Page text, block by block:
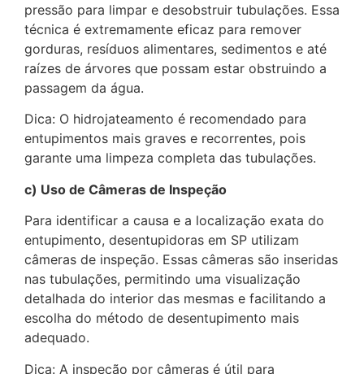
pressão para limpar e desobstruir tubulações. Essa
técnica é extremamente eficaz para remover
gorduras, resíduos alimentares, sedimentos e até
raízes de árvores que possam estar obstruindo a
passagem da água.
Dica: O hidrojateamento é recomendado para
entupimentos mais graves e recorrentes, pois
garante uma limpeza completa das tubulações.
c) Uso de Câmeras de Inspeção
Para identificar a causa e a localização exata do
entupimento, desentupidoras em SP utilizam
câmeras de inspeção. Essas câmeras são inseridas
nas tubulações, permitindo uma visualização
detalhada do interior das mesmas e facilitando a
escolha do método de desentupimento mais
adequado.
Dica: A inspeção por câmeras é útil para